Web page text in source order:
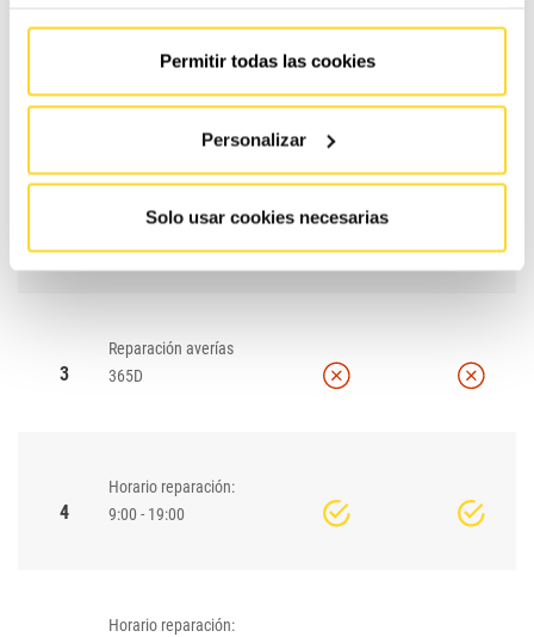
Permitir todas las cookies
Personalizar
Solo usar cookies necesarias
1 Rescates 24H/365D
Atención teléfonica
3
Reparación averías
365D
4
Horario reparación:
9:00 - 19:00
Horario reparación: